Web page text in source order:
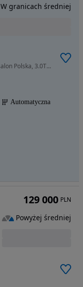
2967 cm3 • 250 KM • A8, pierwszy właściciel, salon Polska, 3.0TDI quattro
Automatyczna
W granicach średniej
129 000 PLN
Powyżej średniej